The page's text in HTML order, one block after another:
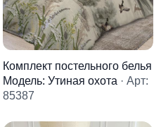
Комплект постельного белья
Модель: Утиная охота · Арт:
85387